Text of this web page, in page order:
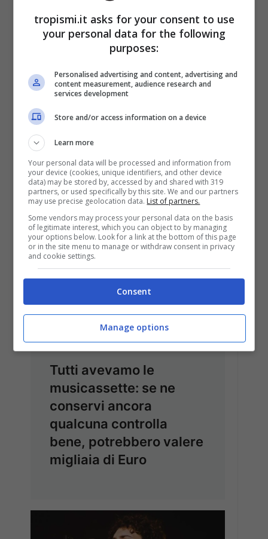
mandandolo via, ora è uno chef con
una stella Michelin
Musica
Tutti avevamo le
musicassette: se ne
conservi ancora
qualcuna controlla
bene, potrebbero valere
migliaia di Euro
tropismi.it asks for your consent to use
your personal data for the following
purposes:
Personalised advertising and content, advertising and
content measurement, audience research and
services development
Store and/or access information on a device
Learn more
Your personal data will be processed and information from
your device (cookies, unique identifiers, and other device
data) may be stored by, accessed by and shared with 319
partners, or used specifically by this site. We and our partners
may use precise geolocation data. List of partners.
Some vendors may process your personal data on the basis
of legitimate interest, which you can object to by managing
your options below. Look for a link at the bottom of this page
or in the site menu to manage or withdraw consent in privacy
and cookie settings.
Consent
Manage options